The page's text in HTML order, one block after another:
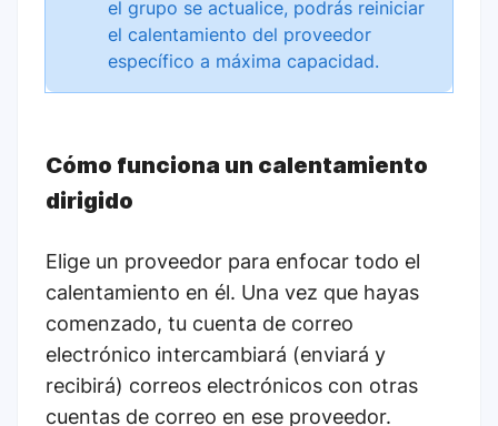
el grupo se actualice, podrás reiniciar
el calentamiento del proveedor
específico a máxima capacidad.
Cómo funciona un calentamiento
dirigido
Elige un proveedor para enfocar todo el
calentamiento en él. Una vez que hayas
comenzado, tu cuenta de correo
electrónico intercambiará (enviará y
recibirá) correos electrónicos con otras
cuentas de correo en ese proveedor.